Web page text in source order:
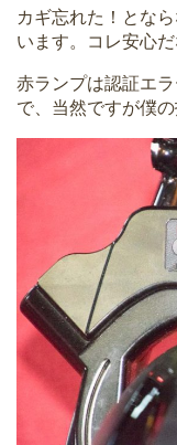
カギ忘れた！とな
います。コレ安心
赤ランプは認証エ
で、当然ですが僕